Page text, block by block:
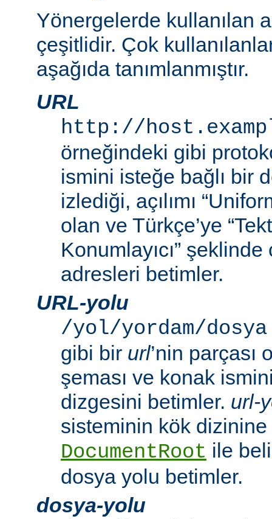
Yönergelerde kullanılan
çeşitlidir. Çok
aşağıda tanımlanmıştır.
URL
http://
örneğindeki gibi
ismini isteğe bağlı bir
izlediği, açılımı
olan ve Türkçe’ye
Konumlayıcı”
adresleri betimler.
URL-yolu
/yol/yordam/
gibi bir url’nin parçası
şeması ve konak
dizgesini betimler. url-
sisteminin kök
DocumentRoot ile
dosya yolu betimler.
dosya-yolu